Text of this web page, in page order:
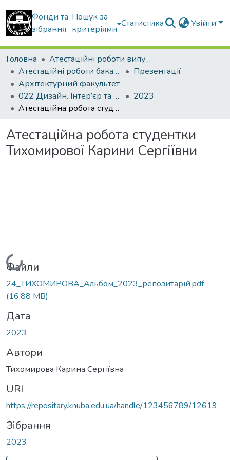
Фонди та
зібрання
Пошук за
критеріями
Статистика Увійти
Головна
Атестаційні роботи випускників
Атестаційні роботи бакалаврів
Презентації
Архітектурний факультет
022 Дизайн. Інтер’єр та обладнання
2023
Атестаційна робота студентки Тихомирової Карини Сергіївни
Атестаційна робота студентки
Тихомирової Карини Сергіївни
Вантажиться...
Файли
24_ТИХОМИРОВА_Альбом_2023_репозитарій.pdf
(16,88 MB)
Дата
2023
Автори
Тихомирова Карина Сергіївна
URI
https://repositary.knuba.edu.ua/handle/123456789/12619
Зібрання
2023